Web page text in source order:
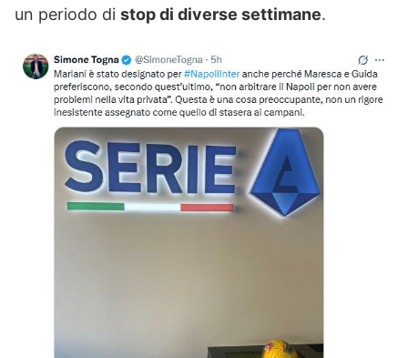
un periodo di stop di diverse settimane.